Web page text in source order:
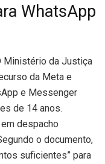
WhatsApp
Ministério da Justiça
da Meta e
e Messenger
de 14 anos.
despacho
o documento,
suficientes” para